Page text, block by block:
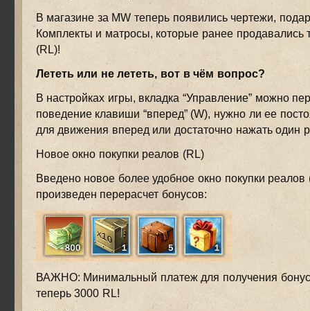
В магазине за MW теперь появились чертежи,
Комплекты и матросы, которые ранее продавались
(RL)!
Лететь или не лететь, вот в чём вопрос?
В настройках игры, вкладка “Управление” можно
поведение клавиши “вперед” (W), нужно ли ее
для движения вперед или достаточно нажать один
Новое окно покупки реалов (RL)
Введено новое более удобное окно покупки реалов
произведен перерасчет бонусов:
ВАЖНО: Минимальный платеж для получения
теперь 3000 RL!